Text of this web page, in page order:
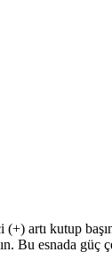
artı kutup
Bu esnada güç